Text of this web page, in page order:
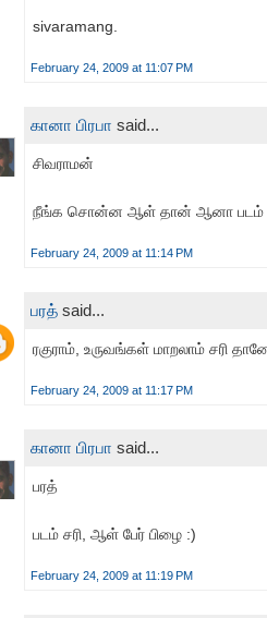
sivaramang.
February 24, 2009 at 11:07 PM
கானா பிரபா said...
சிவராமன்
நீங்க சொன்ன ஆள் தான் ஆனா படம்
February 24, 2009 at 11:14 PM
பரத் said...
ரகுராம், உருவங்கள் மாறலாம் சரி
February 24, 2009 at 11:17 PM
கானா பிரபா said...
பரத்
படம் சரி, ஆள் பேர் பிழை :)
February 24, 2009 at 11:19 PM